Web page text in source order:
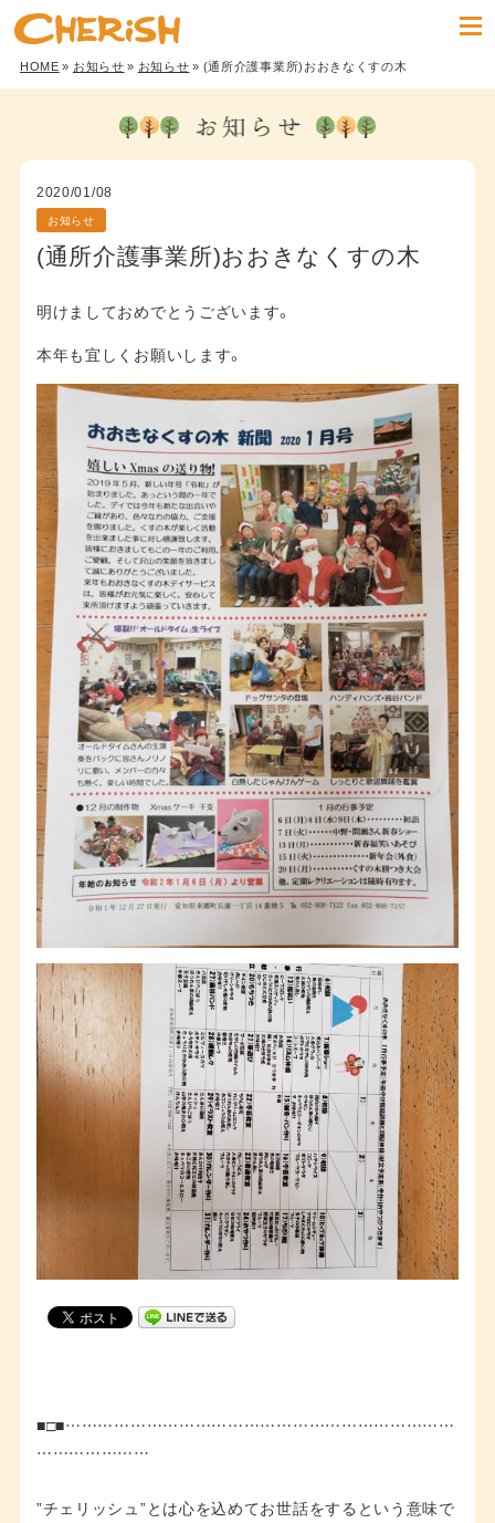
HOME» お知らせ» お知らせ» (通所介護事業所)おおきなくすの木
2020/01/08
お知らせ
(通所介護事業所)おおきなくすの木
明けましておめでとうございます。
本年も宜しくお願いします。
■□■………………………………………………………………
…………………
”チェリッシュ”とは心を込めてお世話をするという意味で